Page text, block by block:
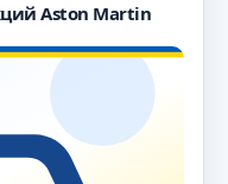
Aston Martin